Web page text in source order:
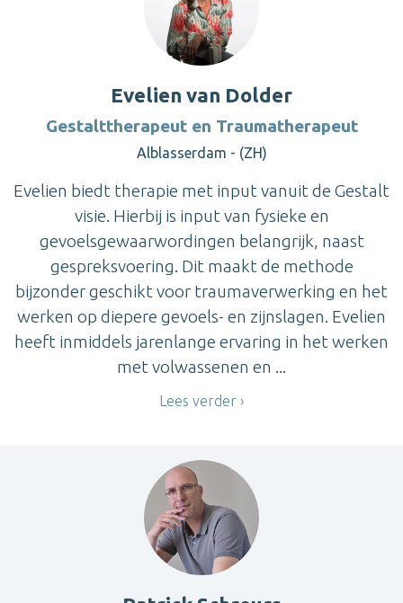
Evelien van Dolder
Gestalttherapeut en Traumatherapeut
Alblasserdam - (ZH)
Evelien biedt therapie met input vanuit de Gestalt
visie. Hierbij is input van fysieke en
gevoelsgewaarwordingen belangrijk, naast
gespreksvoering. Dit maakt de methode
bijzonder geschikt voor traumaverwerking en het
werken op diepere gevoels- en zijnslagen. Evelien
heeft inmiddels jarenlange ervaring in het werken
met volwassenen en ...
Lees verder